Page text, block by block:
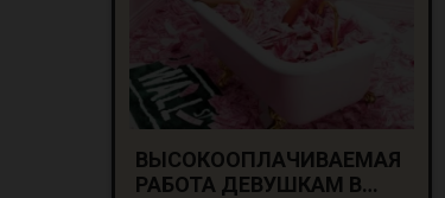
ВЫСОКООПЛАЧИВАЕМАЯ
РАБОТА ДЕВУШКАМ В